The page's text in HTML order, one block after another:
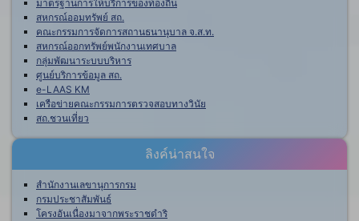
มาตรฐานการให้บริการของท้องถิ่น
สหกรณ์ออมทรัพย์ สถ.
คณะกรรมการจัดการสถานธนานุบาล จ.ส.ท.
สหกรณ์ออกทรัพย์พนักงานเทศบาล
กลุ่มพัฒนาระบบบริหาร
ศูนย์บริการข้อมูล สถ.
e-LAAS KM
เครือข่ายคณะกรรมการตรวจสอบทางวินัย
สถ.ชวนเที่ยว
ลิงค์น่าสนใจ
สำนักงานเลขานุการกรม
กรมประชาสัมพันธ์
โครงอันเนื่องมาจากพระราชดำริ